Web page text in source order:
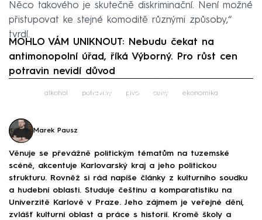
Něco takového je skutečně diskriminační. Není možné
přistupovat ke stejné komoditě různými způsoby,“
tvrdí.
MOHLO VÁM UNIKNOUT: Nebudu čekat na
antimonopolní úřad, říká Výborný. Pro růst cen
potravin nevidí důvod
Failed to fetch
alkohol potraviny pivo ceny ekonomika
Marek Pausz
Věnuje se převážně politickým tématům na tuzemské
scéně, akcentuje Karlovarský kraj a jeho politickou
strukturu. Rovněž si rád napíše články z kulturního soudku
a hudební oblasti. Studuje češtinu a komparatistiku na
Univerzitě Karlově v Praze. Jeho zájmem je veřejné dění,
zvlášť kulturní oblast a práce s historií. Kromě školy a